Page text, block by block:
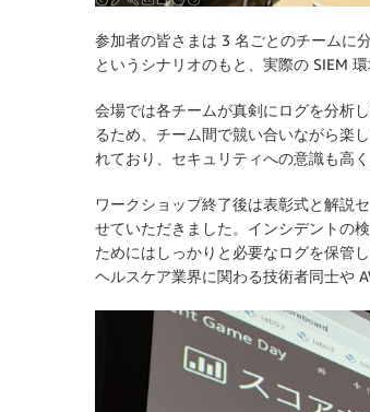
参加者の皆さまは 3 名ごとのチームに
というシナリオのもと、実際の SIEM
会場では各チームが真剣にログを分析
るため、チーム間で競い合いながら楽
れており、セキュリティへの意識も高
ワークショップ終了後は表彰式と解説
せていただきました。インシデントの
ためにはしっかりと必要なログを保管
ヘルスケア業界に関わる技術者同士や